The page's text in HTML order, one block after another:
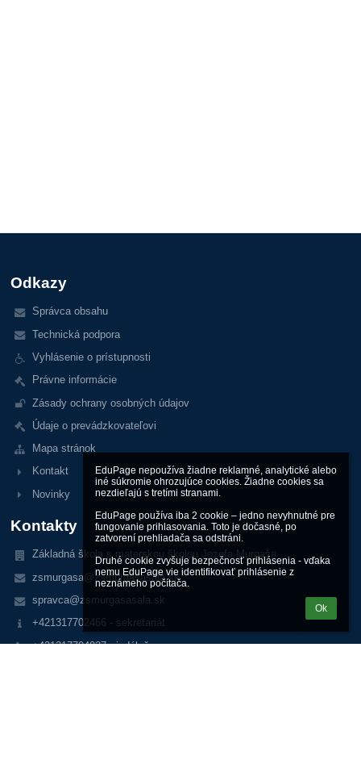
EduPage nepoužíva žiadne reklamné, analytické alebo
iné súkromie ohrozujúce cookies. Žiadne cookies sa
nezdieľajú s tretími stranami.
EduPage používa iba 2 cookie – jedno nevyhnutné pre
fungovanie prihlasovania. Toto je dočasné, po
zatvorení prehliadača sa odstráni.
Druhé cookie zvyšuje bezpečnosť prihlásenia - vďaka
nemu EduPage vie identifikovať prihlásenie z
neznámeho počítača.
Ok
Odkazy
Správca obsahu
Technická podpora
Vyhlásenie o prístupnosti
Právne informácie
Zásady ochrany osobných údajov
Údaje o prevádzkovateľovi
Mapa stránok
Kontakt
Novinky
Kontakty
Základná škola s materskou školou Jozefa Murgaša
zsmurgasa@zsmurgasasala.sk
spravca@zsmurgasasala.sk
+421317702466 - sekretariát
+421317704037 - jedáleň